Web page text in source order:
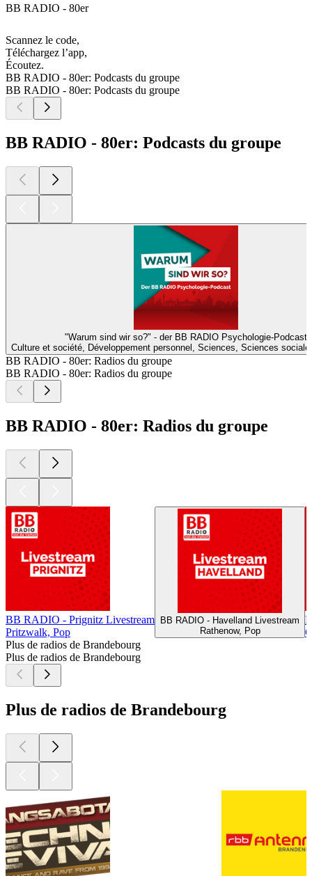
BB RADIO - 80er
Scannez le code,
Téléchargez l’app,
Écoutez.
BB RADIO - 80er: Podcasts du groupe
BB RADIO - 80er: Podcasts du groupe
BB RADIO - 80er: Podcasts du groupe
"Warum sind wir so?" - der BB RADIO Psychologie-Podcast
Culture et société, Développement personnel, Sciences, Sciences
BB RADIO - 80er: Radios du groupe
BB RADIO - 80er: Radios du groupe
BB RADIO - 80er: Radios du groupe
BB RADIO - Prignitz Livestream
Pritzwalk, Pop
BB RADIO - Havelland Livestream
Rathenow, Pop
Plus de radios de Brandebourg
Plus de radios de Brandebourg
Plus de radios de Brandebourg